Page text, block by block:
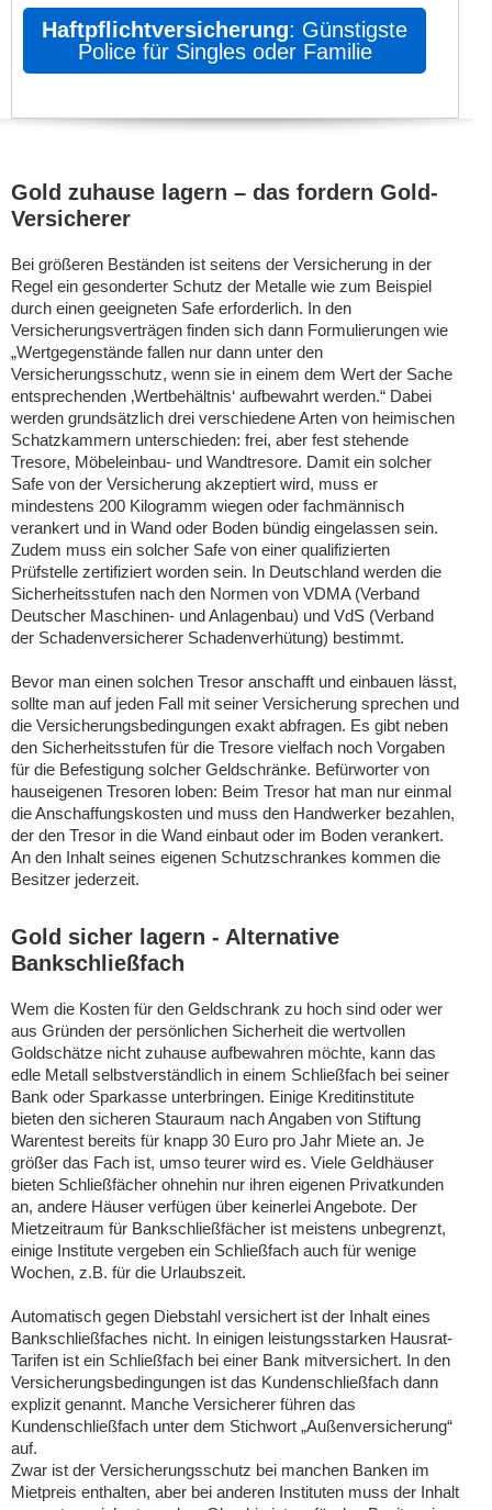
Haftpflichtversicherung: Günstigste
Police für Singles oder Familie
Gold zuhause lagern – das fordern Gold-
Versicherer
Bei größeren Beständen ist seitens der Versicherung in der
Regel ein gesonderter Schutz der Metalle wie zum Beispiel
durch einen geeigneten Safe erforderlich. In den
Versicherungsverträgen finden sich dann Formulierungen wie
„Wertgegenstände fallen nur dann unter den
Versicherungsschutz, wenn sie in einem dem Wert der Sache
entsprechenden ‚Wertbehältnis‘ aufbewahrt werden.“ Dabei
werden grundsätzlich drei verschiedene Arten von heimischen
Schatzkammern unterschieden: frei, aber fest stehende
Tresore, Möbeleinbau- und Wandtresore. Damit ein solcher
Safe von der Versicherung akzeptiert wird, muss er
mindestens 200 Kilogramm wiegen oder fachmännisch
verankert und in Wand oder Boden bündig eingelassen sein.
Zudem muss ein solcher Safe von einer qualifizierten
Prüfstelle zertifiziert worden sein. In Deutschland werden die
Sicherheitsstufen nach den Normen von VDMA (Verband
Deutscher Maschinen- und Anlagenbau) und VdS (Verband
der Schadenversicherer Schadenverhütung) bestimmt.
Bevor man einen solchen Tresor anschafft und einbauen lässt,
sollte man auf jeden Fall mit seiner Versicherung sprechen und
die Versicherungsbedingungen exakt abfragen. Es gibt neben
den Sicherheitsstufen für die Tresore vielfach noch Vorgaben
für die Befestigung solcher Geldschränke. Befürworter von
hauseigenen Tresoren loben: Beim Tresor hat man nur einmal
die Anschaffungskosten und muss den Handwerker bezahlen,
der den Tresor in die Wand einbaut oder im Boden verankert.
An den Inhalt seines eigenen Schutzschrankes kommen die
Besitzer jederzeit.
Gold sicher lagern - Alternative
Bankschließfach
Wem die Kosten für den Geldschrank zu hoch sind oder wer
aus Gründen der persönlichen Sicherheit die wertvollen
Goldschätze nicht zuhause aufbewahren möchte, kann das
edle Metall selbstverständlich in einem Schließfach bei seiner
Bank oder Sparkasse unterbringen. Einige Kreditinstitute
bieten den sicheren Stauraum nach Angaben von Stiftung
Warentest bereits für knapp 30 Euro pro Jahr Miete an. Je
größer das Fach ist, umso teurer wird es. Viele Geldhäuser
bieten Schließfächer ohnehin nur ihren eigenen Privatkunden
an, andere Häuser verfügen über keinerlei Angebote. Der
Mietzeitraum für Bankschließfächer ist meistens unbegrenzt,
einige Institute vergeben ein Schließfach auch für wenige
Wochen, z.B. für die Urlaubszeit.
Automatisch gegen Diebstahl versichert ist der Inhalt eines
Bankschließfaches nicht. In einigen leistungsstarken Hausrat-
Tarifen ist ein Schließfach bei einer Bank mitversichert. In den
Versicherungsbedingungen ist das Kundenschließfach dann
explizit genannt. Manche Versicherer führen das
Kundenschließfach unter dem Stichwort „Außenversicherung“
auf.
Zwar ist der Versicherungsschutz bei manchen Banken im
Mietpreis enthalten, aber bei anderen Instituten muss der Inhalt